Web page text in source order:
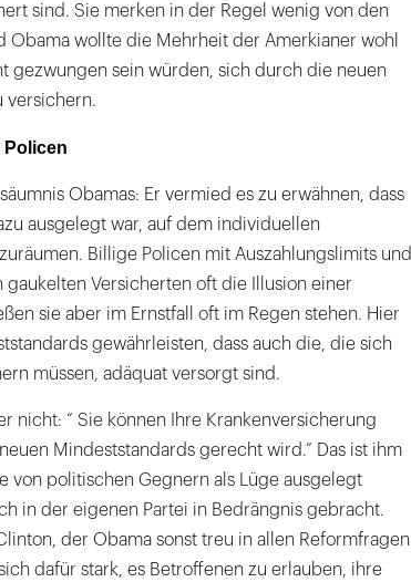
sind. Sie merken in der Regel wenig von den
Obama wollte die Mehrheit der Amerkianer wohl
gezwungen sein würden, sich durch die neuen
versichern.
Obamas: Er vermied es zu erwähnen, dass
ausgelegt war, auf dem individuellen
Billige Policen mit Auszahlungslimits und
gaukelten Versicherten oft die Illusion einer
sie aber im Ernstfall oft im Regen stehen. Hier
gewährleisten, dass auch die, die sich
müssen, adäquat versorgt sind.
nicht: “ Sie können Ihre Krankenversicherung
Mindeststandards gerecht wird.” Das ist ihm
von politischen Gegnern als Lüge ausgelegt
in der eigenen Partei in Bedrängnis gebracht.
der Obama sonst treu in allen Reformfragen
dafür stark, es Betroffenen zu erlauben, ihre